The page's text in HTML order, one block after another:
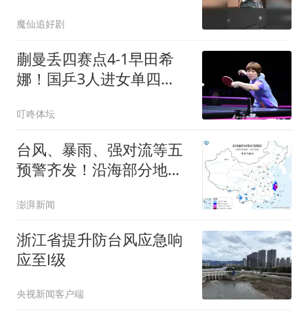
魔仙追好剧
蒯曼丢四赛点4-1早田希
娜！国乒3人进女单四
叮咚体坛
台风、暴雨、强对流等五
预警齐发！沿海部分地区
澎湃新闻
浙江省提升防台风应急响
应至Ⅰ级
央视新闻客户端